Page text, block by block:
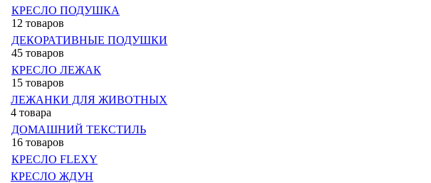
КРЕСЛО ПОДУШКА
12 товаров
ДЕКОРАТИВНЫЕ ПОДУШКИ
45 товаров
КРЕСЛО ЛЕЖАК
15 товаров
ЛЕЖАНКИ ДЛЯ ЖИВОТНЫХ
4 товара
ДОМАШНИЙ ТЕКСТИЛЬ
16 товаров
КРЕСЛО FLEXY
КРЕСЛО ЖДУН